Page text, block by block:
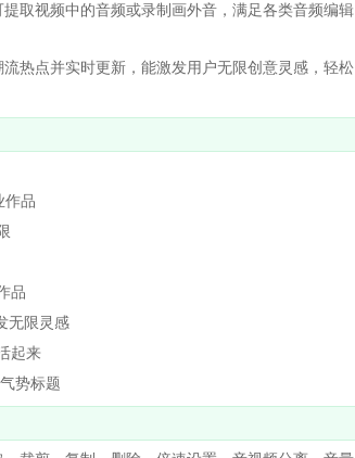
视频中的音频或录制画外音，满足各类音频编辑
热点并实时更新，能激发用户无限创意灵感，轻松
作品
品
无限灵感
起来
势标题